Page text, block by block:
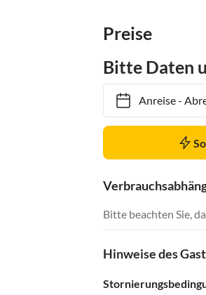
Preise
Bitte Daten
Anreise-
Bitte beachten Sie,
Hinweise des